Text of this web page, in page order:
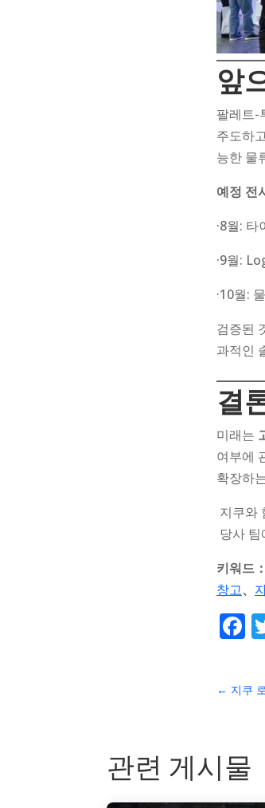
앞
팔레트-
주도하
능한 물
예정 전
·8월:
·9월:
·10월:
검증된
과적인
결
미래는
여부에
확장하
지쿠와
당사
키워드：
창고、
← 지쿠
관련 게시물